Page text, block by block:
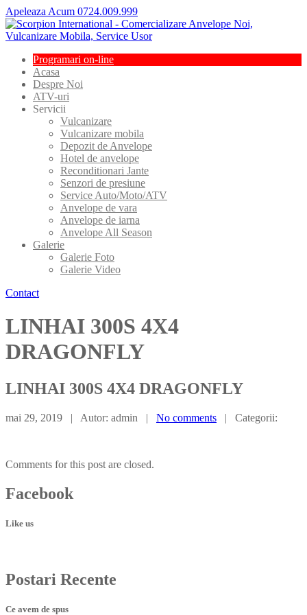
Apeleaza Acum 0724.009.999
Programari on-line
Acasa
Despre Noi
ATV-uri
Servicii
Vulcanizare
Vulcanizare mobila
Depozit de Anvelope
Hotel de anvelope
Reconditionari Jante
Senzori de presiune
Service Auto/Moto/ATV
Anvelope de vara
Anvelope de iarna
Anvelope All Season
Galerie
Galerie Foto
Galerie Video
Contact
LINHAI 300S 4X4
DRAGONFLY
LINHAI 300S 4X4 DRAGONFLY
mai 29, 2019 | Autor: admin | No comments | Categorii:
Comments for this post are closed.
Facebook
Like us
Postari Recente
Ce avem de spus